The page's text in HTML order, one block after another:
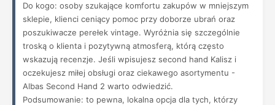
Do kogo: osoby szukające komfortu zakupów w mniejszym
sklepie, klienci ceniący pomoc przy doborze ubrań oraz
poszukiwacze perełek vintage. Wyróżnia się szczególnie
troską o klienta i pozytywną atmosferą, którą często
wskazują recenzje. Jeśli wpisujesz second hand Kalisz i
oczekujesz miłej obsługi oraz ciekawego asortymentu -
Albas Second Hand 2 warto odwiedzić.
Podsumowanie: to pewna, lokalna opcja dla tych, którzy